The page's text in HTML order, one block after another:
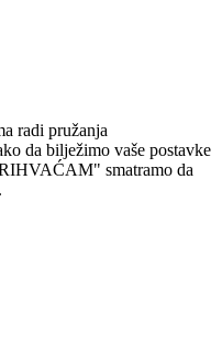
radi pružanja
da bilježimo vaše postavke
smatramo da